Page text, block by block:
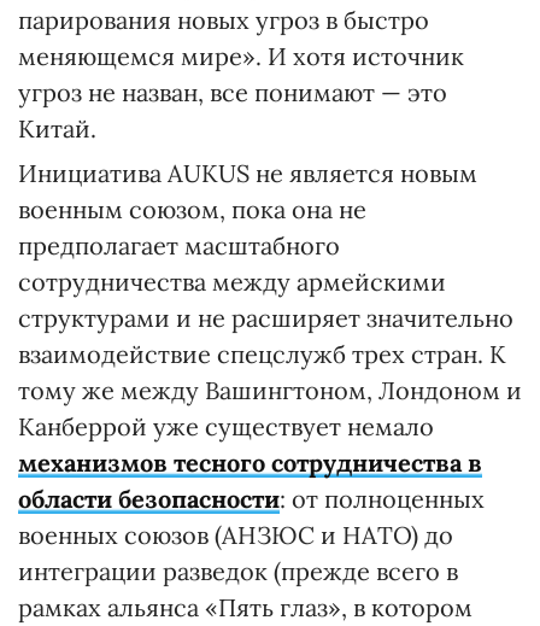
парирования новых угроз в быстро
меняющемся мире». И хотя источник
угроз не назван, все понимают — это
Китай.
Инициатива AUKUS не является новым
военным союзом, пока она не
предполагает масштабного
сотрудничества между армейскими
структурами и не расширяет значительно
взаимодействие спецслужб трех стран. К
тому же между Вашингтоном, Лондоном и
Канберрой уже существует немало
механизмов тесного сотрудничества в
области безопасности: от полноценных
военных союзов (АНЗЮС и НАТО) до
интеграции разведок (прежде всего в
рамках альянса «Пять глаз», в котором